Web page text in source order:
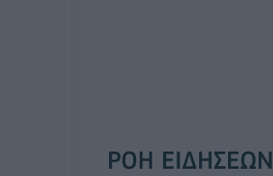
ΡΟΗ ΕΙΔΗΣΕΩΝ